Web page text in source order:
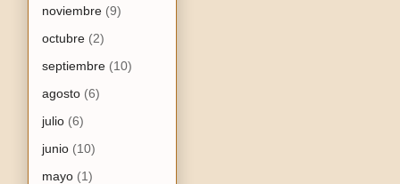
noviembre (9)
octubre (2)
septiembre (10)
agosto (6)
julio (6)
junio (10)
mayo (1)